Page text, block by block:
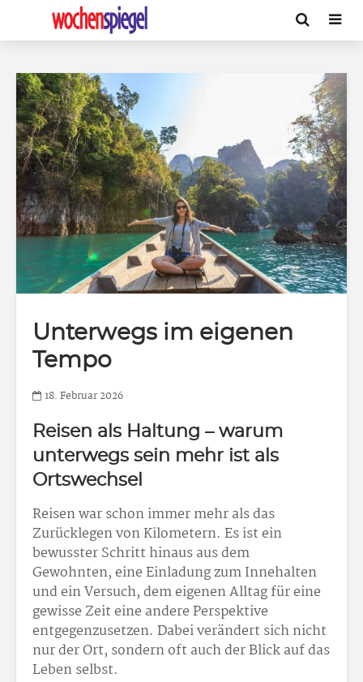
Unterwegs im eigenen
Tempo
18. Februar 2026
Reisen als Haltung – warum
unterwegs sein mehr ist als
Ortswechsel
Reisen war schon immer mehr als das
Zurücklegen von Kilometern. Es ist ein
bewusster Schritt hinaus aus dem
Gewohnten, eine Einladung zum Innehalten
und ein Versuch, dem eigenen Alltag für eine
gewisse Zeit eine andere Perspektive
entgegenzusetzen. Dabei verändert sich nicht
nur der Ort, sondern oft auch der Blick auf das
Leben selbst.